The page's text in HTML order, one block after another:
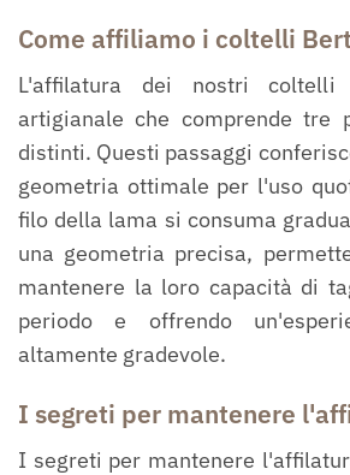
Come affiliamo i coltelli
L'affilatura dei nostri
artigianale che comprende tre
distinti. Questi passaggi
geometria ottimale per l'uso
filo della lama si consuma
una geometria precisa,
mantenere la loro capacità di
periodo e offrendo
altamente gradevole.
I segreti per mantenere
I segreti per mantenere